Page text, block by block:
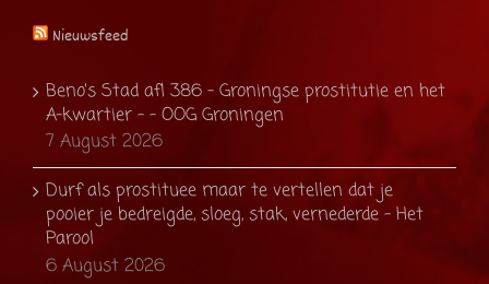
Nieuwsfeed
Beno’s Stad afl 386 – Groningse prostitutie en het
A-kwartier – - OOG Groningen
7 August 2026
Durf als prostituee maar te vertellen dat je
pooier je bedreigde, sloeg, stak, vernederde - Het
Parool
6 August 2026